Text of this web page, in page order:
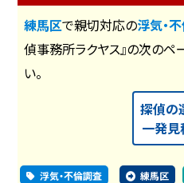
練馬区で親切対応の浮気・
偵事務所ラクヤス』の次のペ
い。
探偵の
一発見
浮気・不倫調査 練馬区